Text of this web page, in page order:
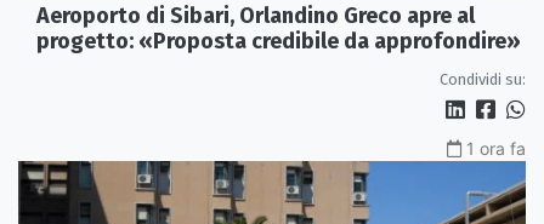
Aeroporto di Sibari, Orlandino Greco apre al
progetto: «Proposta credibile da approfondire»
Condividi su:
1 ora fa